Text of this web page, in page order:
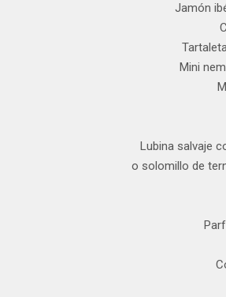
Jamón
Mini
Lubina salvaje
o solomillo de